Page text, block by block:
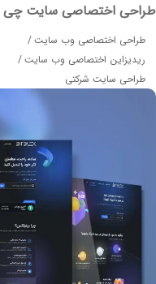
اختصاصی سایت چی کارا
اختصاصی وب سایت
اختصاصی وب سایت
سایت شرکتی